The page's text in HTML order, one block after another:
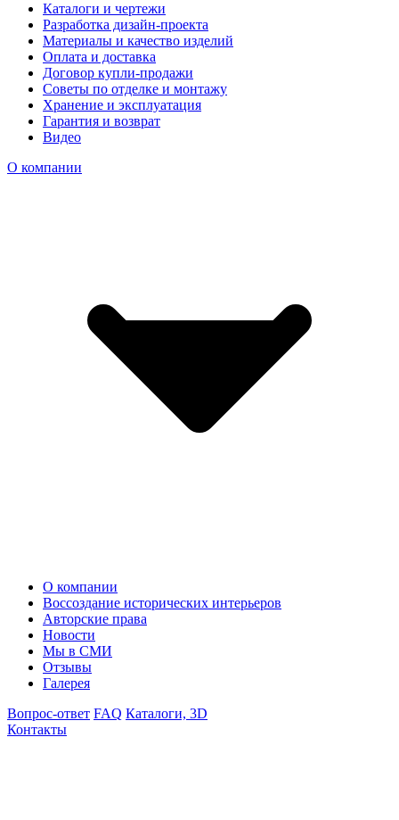
Каталоги и чертежи
Разработка дизайн-проекта
Материалы и качество изделий
Оплата и доставка
Договор купли-продажи
Советы по отделке и монтажу
Хранение и эксплуатация
Гарантия и возврат
Видео
О компании
О компании
Воссоздание исторических интерьеров
Авторские права
Новости
Мы в СМИ
Отзывы
Галерея
Вопрос-ответ FAQ Каталоги, 3D
Контакты